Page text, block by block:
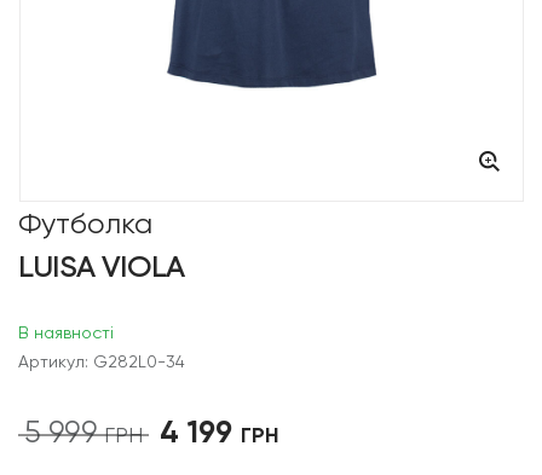
Футболка
LUISA VIOLA
В наявності
Артикул: G282L0-34
5 999ГРН
Оригінальна
4 199 ГРН